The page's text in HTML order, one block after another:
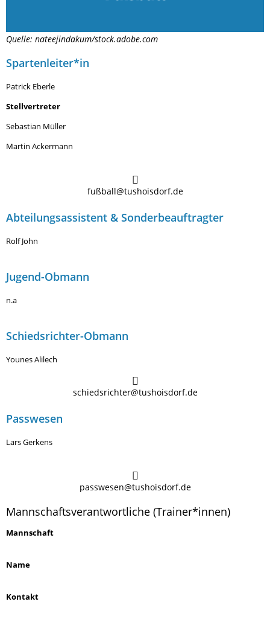
Quelle: nateejindakum/stock.adobe.com
Spartenleiter*in
Patrick Eberle
Stellvertreter
Sebastian Müller
Martin Ackermann
fußball@tushoisdorf.de
Abteilungsassistent & Sonderbeauftragter
Rolf John
Jugend-Obmann
n.a
Schiedsrichter-Obmann
Younes Alilech
schiedsrichter@tushoisdorf.de
Passwesen
Lars Gerkens
passwesen@tushoisdorf.de
Mannschaftsverantwortliche (Trainer*innen)
Mannschaft
Name
Kontakt